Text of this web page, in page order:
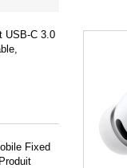
USB-C 3.0
Fixed